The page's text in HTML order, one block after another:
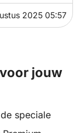
2025 05:57
jouw
speciale